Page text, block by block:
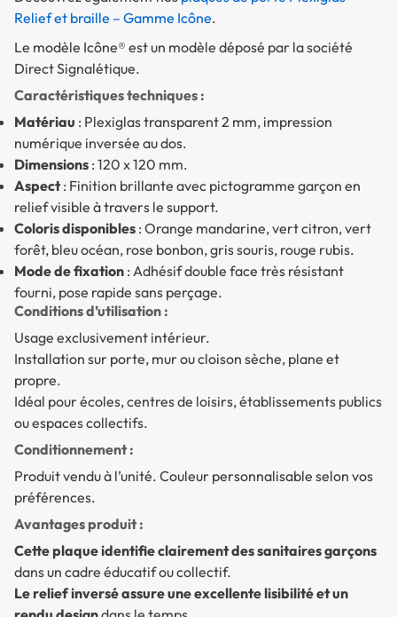
Relief et braille – Gamme Icône.
Le modèle Icône® est un modèle déposé par la société
Direct Signalétique.
Caractéristiques techniques :
Matériau : Plexiglas transparent 2 mm, impression
numérique inversée au dos.
Dimensions : 120 x 120 mm.
Aspect: Finition brillante avec pictogramme garçon en
relief visible à travers le support.
Coloris disponibles : Orange mandarine, vert citron, vert
forêt, bleu océan, rose bonbon, gris souris, rouge rubis.
Mode de fixation : Adhésif double face très résistant
fourni, pose rapide sans perçage.
Conditions d’utilisation :
Usage exclusivement intérieur.
Installation sur porte, mur ou cloison sèche, plane et
propre.
Idéal pour écoles, centres de loisirs, établissements publics
ou espaces collectifs.
Conditionnement :
Produit vendu à l’unité. Couleur personnalisable selon vos
préférences.
Avantages produit :
Cette plaque identifie clairement des sanitaires garçons
dans un cadre éducatif ou collectif.
Le relief inversé assure une excellente lisibilité et un